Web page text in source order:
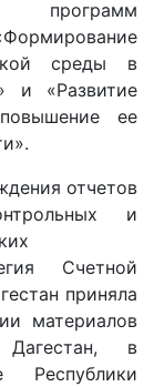
программ
среды в
и «Развитие
ее
отчетов
и
Счетной
приняла
материалов
Дагестан, в
Республики